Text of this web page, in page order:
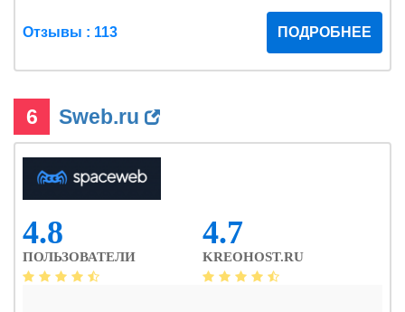
Отзывы : 113 ПОДРОБНЕЕ
6 Sweb.ru
4.8
ПОЛЬЗОВАТЕЛИ
4.7
KREOHOST.RU